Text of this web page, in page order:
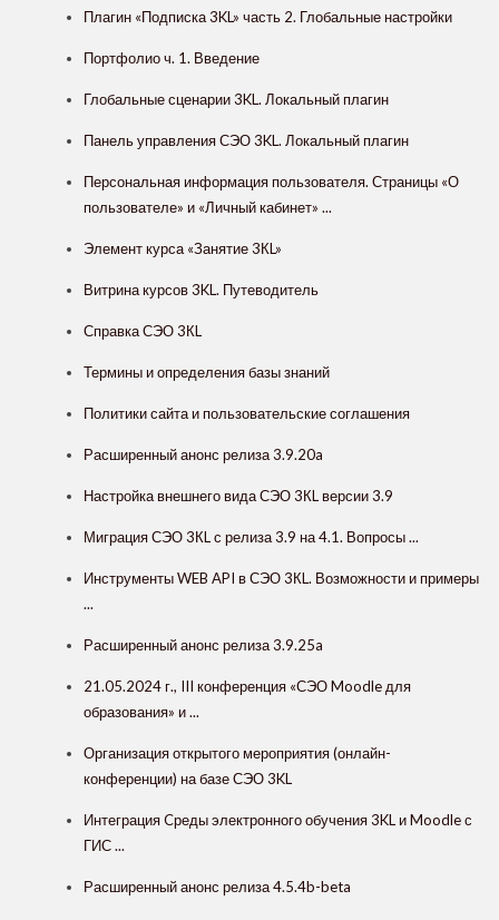
Плагин «Подписка 3KL» часть 2. Глобальные настройки
Портфолио ч. 1. Введение
Глобальные сценарии 3KL. Локальный плагин
Панель управления СЭО 3KL. Локальный плагин
Персональная информация пользователя. Страницы «О
пользователе» и «Личный кабинет» ...
Элемент курса «Занятие 3КL»
Витрина курсов 3KL. Путеводитель
Справка СЭО 3КL
Термины и определения базы знаний
Политики сайта и пользовательские соглашения
Расширенный анонс релиза 3.9.20a
Настройка внешнего вида СЭО 3КL версии 3.9
Миграция СЭО 3КL с релиза 3.9 на 4.1. Вопросы ...
Инструменты WEB API в СЭО 3КL. Возможности и примеры
...
Расширенный анонс релиза 3.9.25a
21.05.2024 г., III конференция «СЭО Moodle для
образования» и ...
Организация открытого мероприятия (онлайн-
конференции) на базе СЭО 3KL
Интеграция Cреды электронного обучения 3KL и Moodle с
ГИС ...
Расширенный анонс релиза 4.5.4b-beta